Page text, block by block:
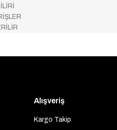
Alışveriş
Kargo Takip